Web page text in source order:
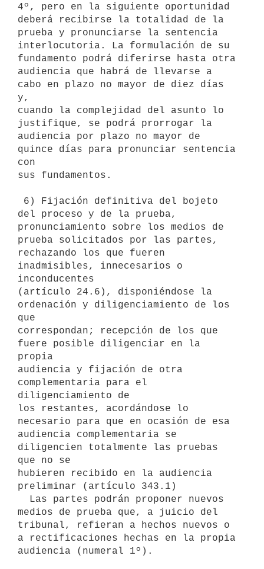
4º, pero en la siguiente oportunidad
deberá recibirse la totalidad de la
prueba y pronunciarse la sentencia
interlocutoria. La formulación de su
fundamento podrá diferirse hasta otra
audiencia que habrá de llevarse a
cabo en plazo no mayor de diez días
y,
cuando la complejidad del asunto lo
justifique, se podrá prorrogar la
audiencia por plazo no mayor de
quince días para pronunciar sentencia
con
sus fundamentos.
del proceso y de la prueba,
pronunciamiento sobre los medios de
prueba solicitados por las partes,
rechazando los que fueren
inadmisibles, innecesarios o
inconducentes
(artículo 24.6), disponiéndose la
ordenación y diligenciamiento de los
que
correspondan; recepción de los que
fuere posible diligenciar en la
propia
audiencia y fijación de otra
complementaria para el
diligenciamiento de
los restantes, acordándose lo
necesario para que en ocasión de esa
audiencia complementaria se
diligencien totalmente las pruebas
que no se
hubieren recibido en la audiencia
preliminar (artículo 343.1)
medios de prueba que, a juicio del
tribunal, refieran a hechos nuevos o
a rectificaciones hechas en la propia